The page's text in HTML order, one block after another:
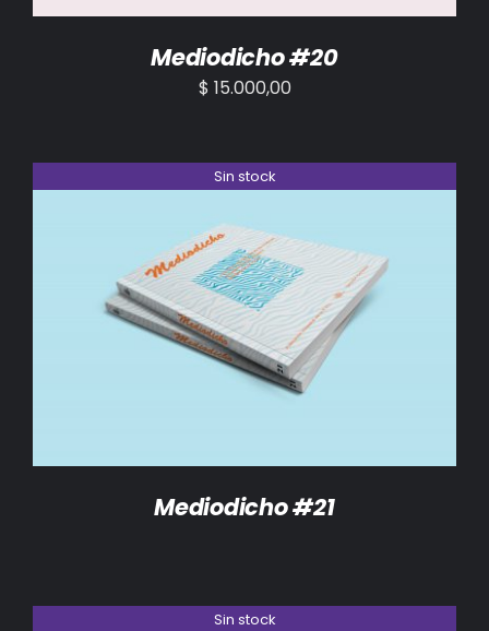
Mediodicho #20
$ 15.000,00
Sin stock
DETALLES
Mediodicho #21
Sin stock